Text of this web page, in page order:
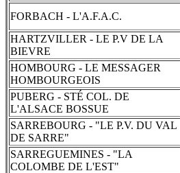
FORBACH - L'A.F.A.C.
HARTZVILLER - LE P.V DE LA
BIEVRE
HOMBOURG - LE MESSAGER
HOMBOURGEOIS
PUBERG - STÉ COL. DE
L'ALSACE BOSSUE
SARREBOURG - "LE P.V. DU VAL
DE SARRE"
SARREGUEMINES - "LA
COLOMBE DE L'EST"